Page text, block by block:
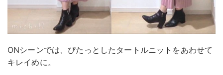
ONシーンでは、ぴたっとしたタートルニットをあわせて
キレイめに。